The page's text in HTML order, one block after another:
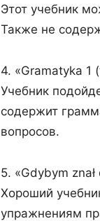
Этот учебник
Также не
4. «Gramatyka 1
Учебник
содержит
вопросов.
5. «Gdybym
Хороший
упражнениям